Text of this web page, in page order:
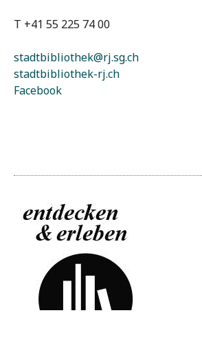
T +41 55 225 74 00
stadtbibliothek@rj.sg.ch
stadtbibliothek-rj.ch
Facebook